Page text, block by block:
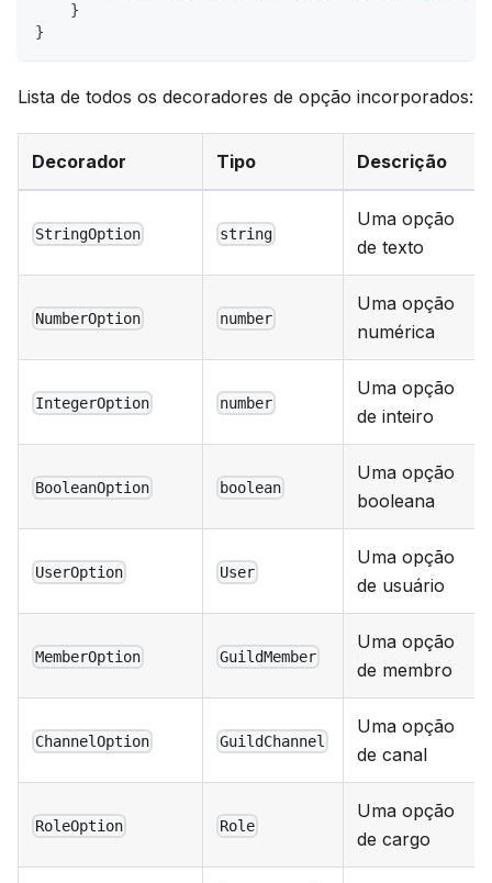
}
}
Lista de todos os decoradores de opção incorporados:
Decorador Tipo Descrição
StringOption string
Uma opção
de texto
NumberOption number
Uma opção
numérica
IntegerOption number
Uma opção
de inteiro
BooleanOption boolean
Uma opção
booleana
UserOption User
Uma opção
de usuário
MemberOption GuildMember
Uma opção
de membro
ChannelOption GuildChannel
Uma opção
de canal
RoleOption Role
Uma opção
de cargo